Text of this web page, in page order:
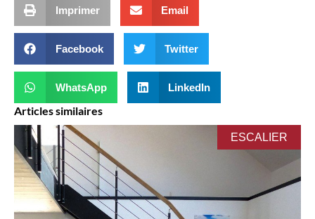
Imprimer Email
Facebook Twitter
WhatsApp LinkedIn
Articles similaires
ESCALIER